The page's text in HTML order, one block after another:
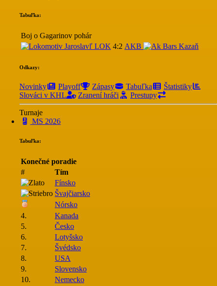
Tabuľka:
Boj o Gagarinov pohár
LOK 4:2 AKB
Odkazy:
Novinky Playoff Zápasy Tabuľka
Štatistiky
Slováci v KHL
Zranení hráči Prestupy
Turnaje
MS 2026
Tabuľka:
Konečné poradie
#
Tím
Fínsko
Švajčiarsko
Nórsko
4.
Kanada
5.
Česko
6.
Lotyšsko
7.
Švédsko
8.
USA
9.
Slovensko
10.
Nemecko